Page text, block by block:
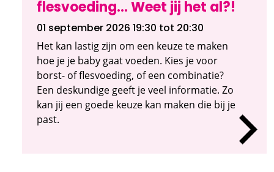
flesvoeding... Weet jij het al?!
01 september 2026 19:30 tot 20:30
Het kan lastig zijn om een keuze te maken
hoe je je baby gaat voeden. Kies je voor
borst- of flesvoeding, of een combinatie?
Een deskundige geeft je veel informatie. Zo
kan jij een goede keuze kan maken die bij je
past.